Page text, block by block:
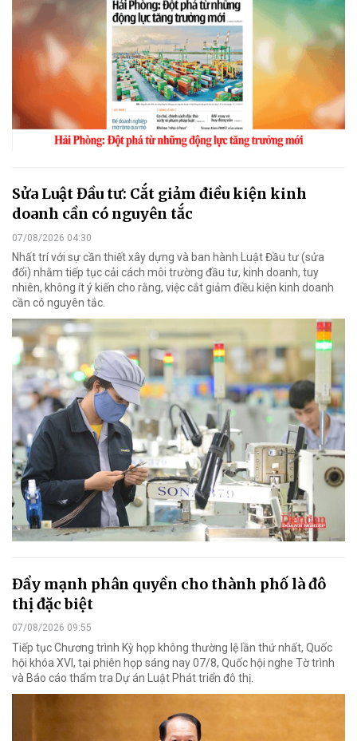
Sửa Luật Đầu tư: Cắt giảm điều kiện kinh
doanh cần có nguyên tắc
07/08/2026 04:30
Nhất trí với sự cần thiết xây dựng và ban hành Luật Đầu tư (sửa
đổi) nhằm tiếp tục cải cách môi trường đầu tư, kinh doanh, tuy
nhiên, không ít ý kiến cho rằng, việc cắt giảm điều kiện kinh doanh
cần có nguyên tắc.
Đẩy mạnh phân quyền cho thành phố là đô
thị đặc biệt
07/08/2026 09:55
Tiếp tục Chương trình Kỳ họp không thường lệ lần thứ nhất, Quốc
hội khóa XVI, tại phiên họp sáng nay 07/8, Quốc hội nghe Tờ trình
và Báo cáo thẩm tra Dự án Luật Phát triển đô thị.